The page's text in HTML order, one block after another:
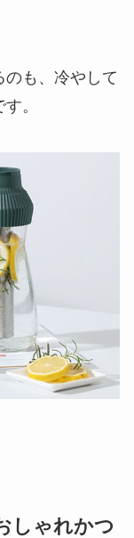
のも、冷やして
。
しゃれかつ